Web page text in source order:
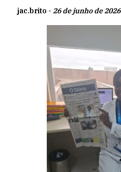
jac.brito - 26 de junho de 2026